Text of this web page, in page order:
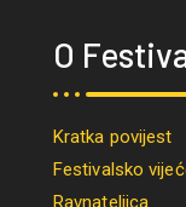
O
Kratka povijest
Festivalsko
Ravnateljica